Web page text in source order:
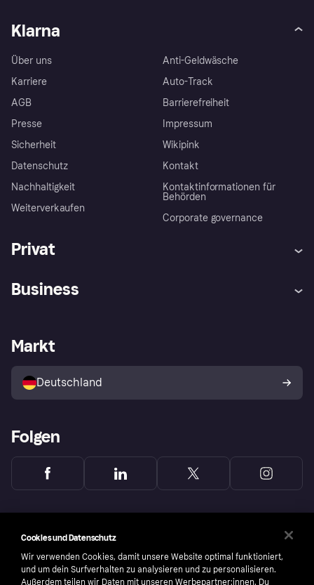
Klarna
Über uns
Karriere
AGB
Presse
Sicherheit
Datenschutz
Nachhaltigkeit
Weiterverkaufen
Anti-Geldwäsche
Auto-Track
Barrierefreiheit
Impressum
Wikipink
Kontakt
Kontaktinformationen für
Behörden
Corporate governance
Privat
Klarna App
Shops entdecken
Käuferschutzrichtlinie
Dein Widerrufsrecht
Business
Händlerportal
Markt
Deutschland
Folgen
Cookies und Datenschutz
Wir verwenden Cookies, damit unsere Website optimal funktioniert,
und um dein Surfverhalten zu analysieren und zu personalisieren.
Außerdem teilen wir Daten mit unseren Werbepartner:innen. Du